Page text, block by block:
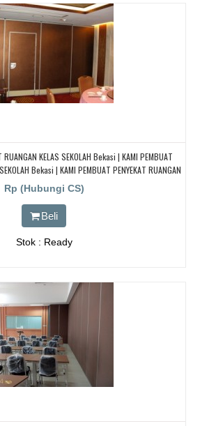
RUANGAN KELAS SEKOLAH Bekasi | KAMI PEMBUAT
Bekasi | KAMI PEMBUAT PENYEKAT RUANGAN
PEMBUAT PENYEKAT RUANGAN KELAS SEKOLAH
Rp (Hubungi CS)
Beli
Stok : Ready